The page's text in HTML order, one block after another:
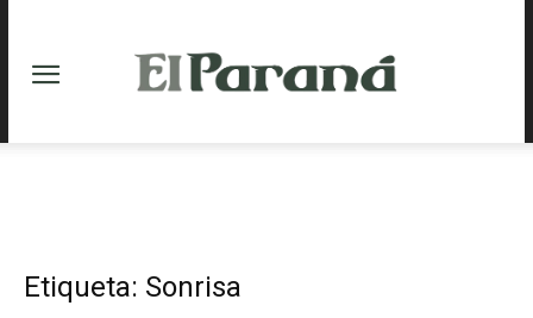
Etiqueta: Sonrisa